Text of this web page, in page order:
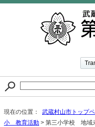
現在の位置： 武蔵村山市トップ
小 教育活動 > 第三小学校 地域